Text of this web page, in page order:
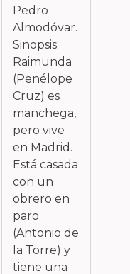
Pedro
Almodóvar.
Sinopsis:
Raimunda
(Penélope
Cruz) es
manchega,
pero vive
en Madrid.
Está casada
con un
obrero en
paro
(Antonio de
la Torre) y
tiene una